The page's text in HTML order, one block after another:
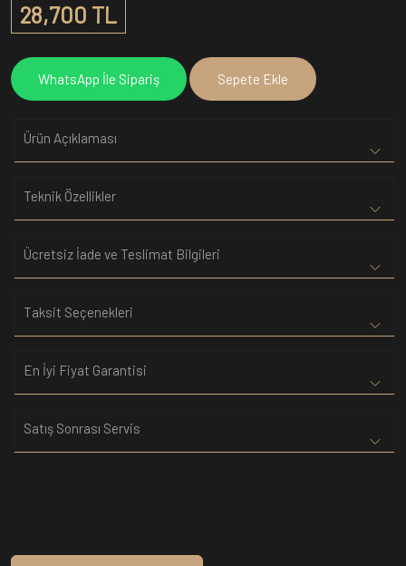
28,700 TL
WhatsApp İle Sipariş Sepete Ekle
Ürün Açıklaması
Teknik Özellikler
Ücretsiz İade ve Teslimat Bilgileri
Taksit Seçenekleri
En İyi Fiyat Garantisi
Satış Sonrası Servis